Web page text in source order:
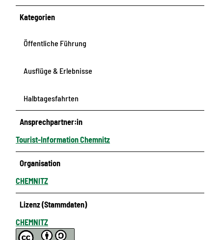
Kategorien
Öffentliche Führung
Ausflüge & Erlebnisse
Halbtagesfahrten
Ansprechpartner:in
Tourist-Information Chemnitz
Organisation
CHEMNITZ
Lizenz (Stammdaten)
CHEMNITZ